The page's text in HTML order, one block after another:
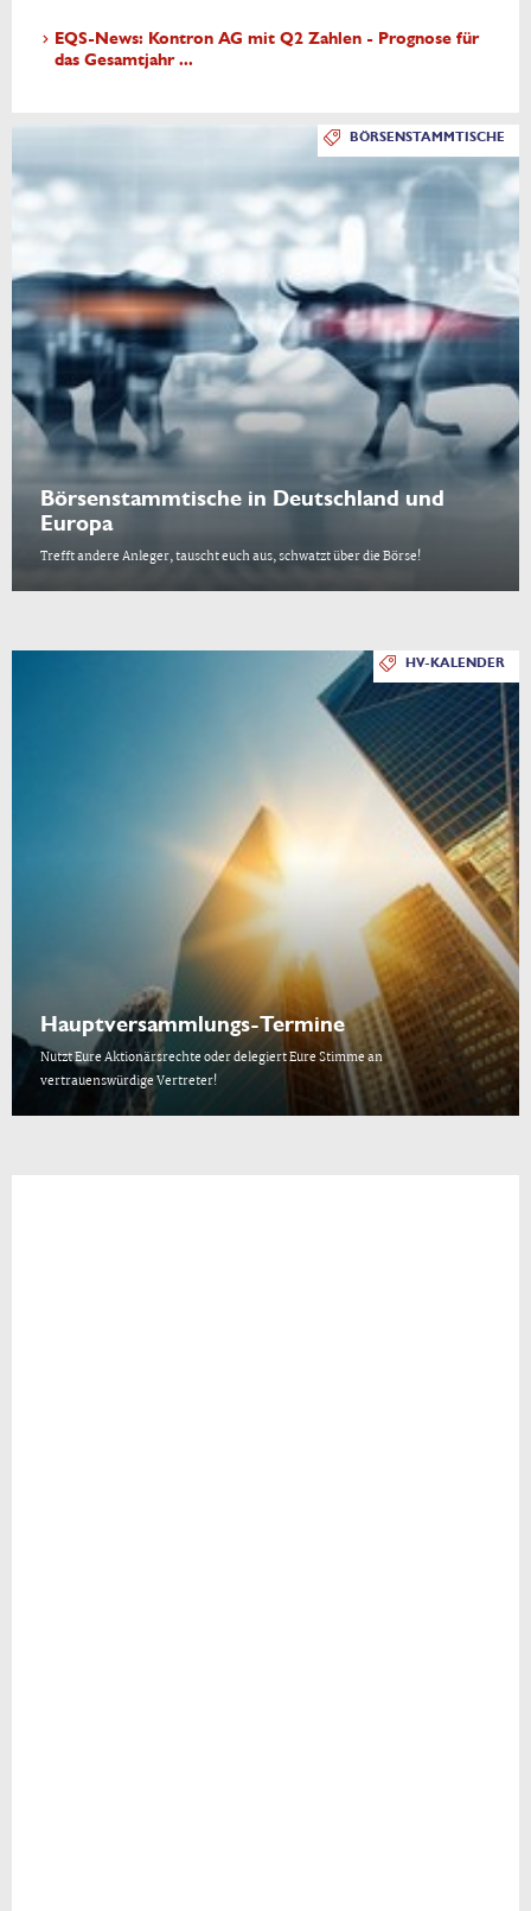
EQS-News: Kontron AG mit Q2 Zahlen - Prognose für
das Gesamtjahr ...
BÖRSENSTAMMTISCHE
Börsenstammtische in Deutschland und
Europa
Trefft andere Anleger, tauscht euch aus, schwatzt über die Börse!
HV-KALENDER
Hauptversammlungs-Termine
Nutzt Eure Aktionärsrechte oder delegiert Eure Stimme an
vertrauenswürdige Vertreter!